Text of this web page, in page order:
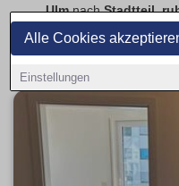
Alle Cookies
Einstellungen
UlmnachStadtteil,